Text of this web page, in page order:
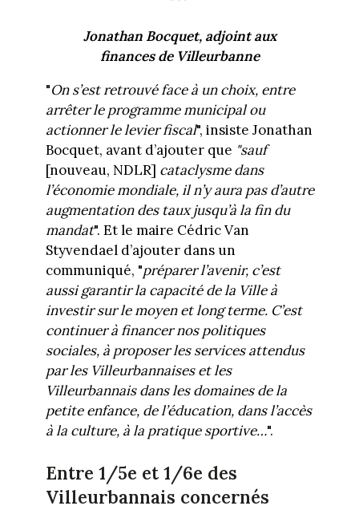
Jonathan Bocquet, adjoint aux
finances de Villeurbanne
"On s’est retrouvé face à un choix, entre
arrêter le programme municipal ou
actionner le levier fiscal", insiste Jonathan
Bocquet, avant d’ajouter que "sauf
[nouveau, NDLR] cataclysme dans
l’économie mondiale, il n’y aura pas d’autre
augmentation des taux jusqu’à la fin du
mandat". Et le maire Cédric Van
Styvendael d’ajouter dans un
communiqué, "préparer l’avenir, c’est
aussi garantir la capacité de la Ville à
investir sur le moyen et long terme. C’est
continuer à financer nos politiques
sociales, à proposer les services attendus
par les Villeurbannaises et les
Villeurbannais dans les domaines de la
petite enfance, de l’éducation, dans l’accès
à la culture, à la pratique sportive…".
Entre 1/5e et 1/6e des
Villeurbannais concernés